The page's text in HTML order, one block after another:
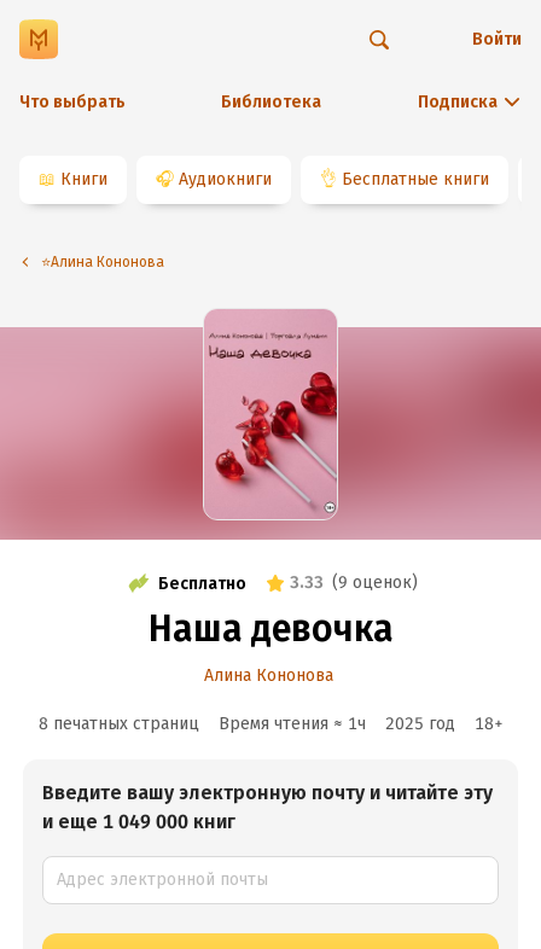
Что выбрать Библиотека Подписка
Войти
📖 Книги 🎧 Аудиокниги 👌 Бесплатные книги
⭐️Алина Кононова
Бесплатно 3.33 (9 оценок)
Наша девочка
Алина Кононова
8 печатных страниц Время чтения ≈ 1ч 2025 год 18+
Введите вашу электронную почту и читайте эту
и еще 1 049 000 книг